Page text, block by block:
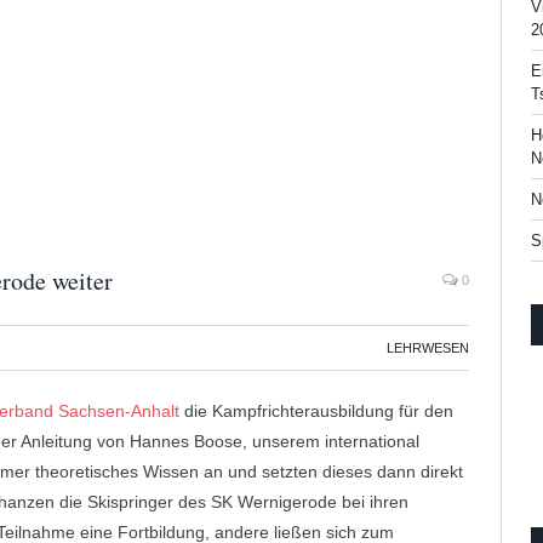
weiter 0
LEHRWESEN
Sachsen-Anhalt die Kampfrichterausbildung für den
Anleitung von Hannes Boose, unserem international
theoretisches Wissen an und setzten dieses dann direkt
die Skispringer des SK Wernigerode bei ihren
eine Fortbildung, andere ließen sich zum